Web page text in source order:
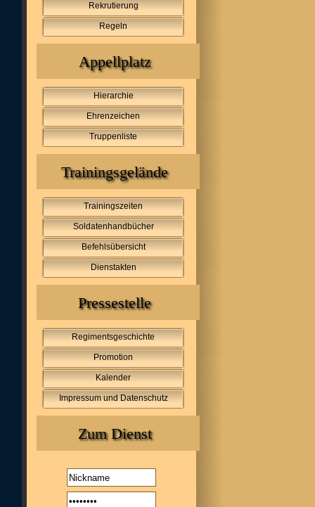
Rekrutierung
Regeln
Appellplatz
Hierarchie
Ehrenzeichen
Truppenliste
Trainingsgelände
Trainingszeiten
Soldatenhandbücher
Befehlsübersicht
Dienstakten
Pressestelle
Regimentsgeschichte
Promotion
Kalender
Impressum und Datenschutz
Zum Dienst